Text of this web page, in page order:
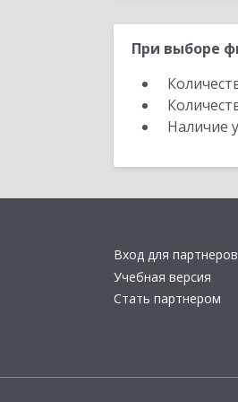
При выборе
Наличие
Вход для
Учебная версия
Стать партнером